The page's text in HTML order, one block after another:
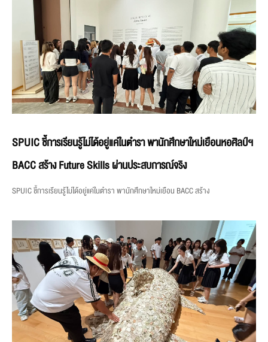
SPUIC ชี้การเรียนรู้ไม่ได้อยู่แค่ในตำรา พานักศึกษาใหม่เยือนหอศิลป์ฯ
BACC สร้าง Future Skills ผ่านประสบการณ์จริง
SPUIC ชี้การเรียนรู้ไม่ได้อยู่แค่ในตำรา พานักศึกษาใหม่เยือน BACC สร้าง